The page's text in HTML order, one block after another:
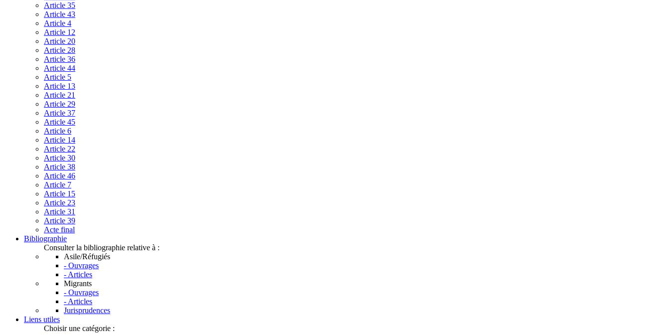
Article 35
Article 43
Article 4
Article 12
Article 20
Article 28
Article 36
Article 44
Article 5
Article 13
Article 21
Article 29
Article 37
Article 45
Article 6
Article 14
Article 22
Article 30
Article 38
Article 46
Article 7
Article 15
Article 23
Article 31
Article 39
Acte final
Bibliographie
Consulter la bibliographie relative à :
Asile/Réfugiés
- Ouvrages
- Articles
Migrants
- Ouvrages
- Articles
Jurisprudences
Liens utiles
Choisir une catégorie :